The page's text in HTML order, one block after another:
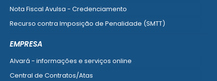
Nota Fiscal Avulsa - Credenciamento
Recurso contra Imposição de Penalidade (SMTT)
EMPRESA
Alvará - informações e serviços online
Central de Contratos/Atas